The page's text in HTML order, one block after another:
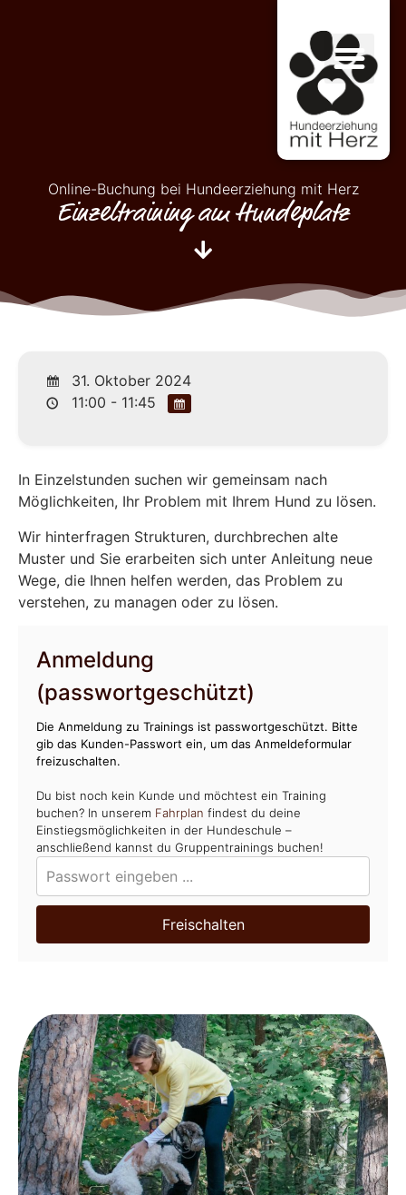
Online-Buchung bei Hundeerziehung mit Herz
Einzeltraining am Hundeplatz
31. Oktober 2024
11:00 - 11:45
In Einzelstunden suchen wir gemeinsam nach
Möglichkeiten, Ihr Problem mit Ihrem Hund zu lösen.
Wir hinterfragen Strukturen, durchbrechen alte
Muster und Sie erarbeiten sich unter Anleitung neue
Wege, die Ihnen helfen werden, das Problem zu
verstehen, zu managen oder zu lösen.
Anmeldung
(passwortgeschützt)
Die Anmeldung zu Trainings ist passwortgeschützt. Bitte
gib das Kunden-Passwort ein, um das Anmeldeformular
freizuschalten.
Du bist noch kein Kunde und möchtest ein Training
buchen? In unserem Fahrplan findest du deine
Einstiegsmöglichkeiten in der Hundeschule –
anschließend kannst du Gruppentrainings buchen!
Freischalten